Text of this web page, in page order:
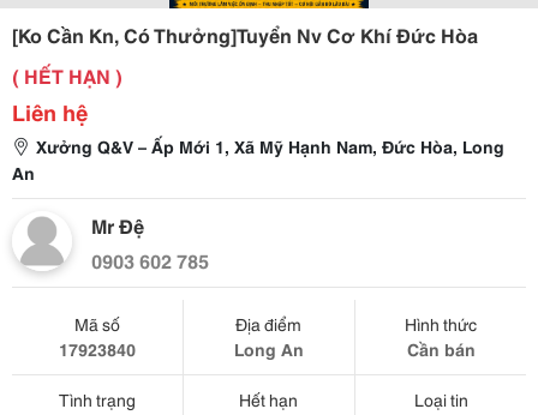
[Ko Cần Kn, Có Thưởng]Tuyển Nv Cơ Khí Đức Hòa
( HẾT HẠN )
Liên hệ
Xưởng Q&V – Ấp Mới 1, Xã Mỹ Hạnh Nam, Đức Hòa, Long
An
Mr Đệ
0903 602 785
Mã số
17923840
Địa điểm
Long An
Hình thức
Cần bán
Tình trạng
Hết hạn
Loại tin